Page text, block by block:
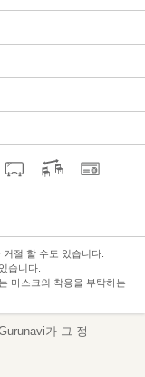
절 할 수도 있습니다.
습니다.
마스크의 착용을 부탁하는
가 그 정